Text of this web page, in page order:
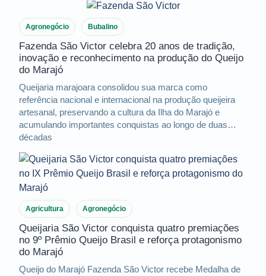
Agronegócio Bubalino
Fazenda São Victor celebra 20 anos de tradição,
inovação e reconhecimento na produção do Queijo
do Marajó
Queijaria marajoara consolidou sua marca como
referência nacional e internacional na produção queijeira
artesanal, preservando a cultura da Ilha do Marajó e
acumulando importantes conquistas ao longo de duas
décadas
Agricultura Agronegócio
Queijaria São Victor conquista quatro premiações
no 9º Prêmio Queijo Brasil e reforça protagonismo
do Marajó
Queijo do Marajó Fazenda São Victor recebe Medalha de